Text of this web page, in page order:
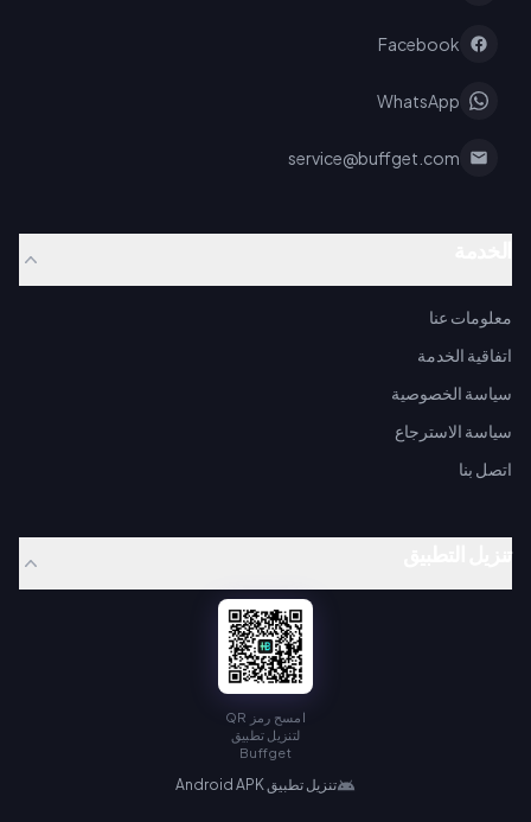
Facebook
WhatsApp
service@buffget.com
معلومات عنا
اتفاقية الخدمة
سياسة الخصوصية
سياسة الاسترجاع
اتصل بنا
امسح رمز QR
لتنزيل تطبيق
Buffget
تنزيل تطبيق Android APK